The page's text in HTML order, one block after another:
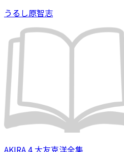
うるし原智志
AKIRA 4 大友克洋全集